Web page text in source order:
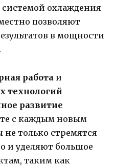
охлаждения
позволяют
в мощности
работа и
технологий
развитие
с каждым новым
только стремятся
и уделяют большое
таким как